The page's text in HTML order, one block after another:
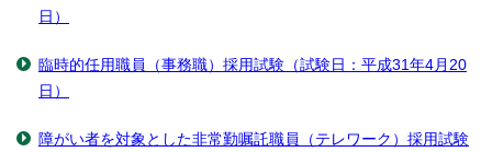
日）
臨時的任用職員（事務職）採用試験（試験日：平成31年4月20
日）
障がい者を対象とした非常勤嘱託職員（テレワーク）採用試験